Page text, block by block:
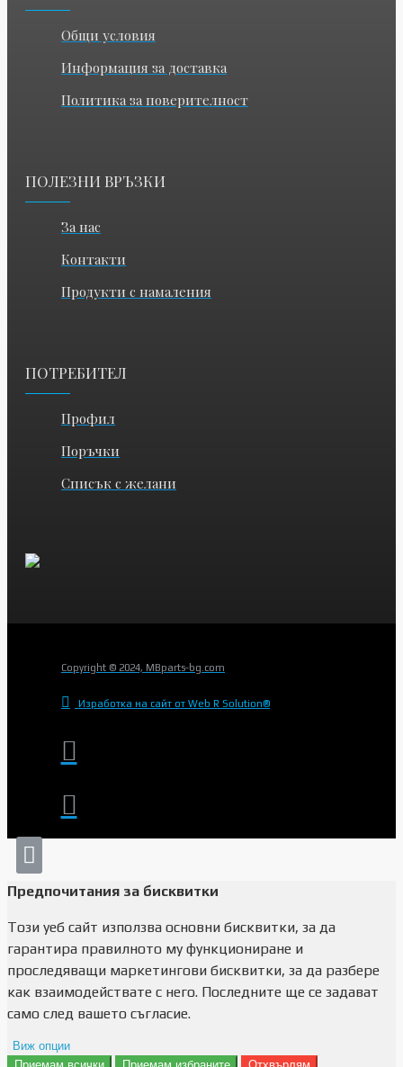
Общи условия
Информация за доставка
Политика за поверителност
ПОЛЕЗНИ ВРЪЗКИ
За нас
Контакти
Продукти с намаления
ПОТРЕБИТЕЛ
Профил
Поръчки
Списък с желани
Copyright © 2024, MBparts-bg.com
Изработка на сайт от Web R Solution®
Предпочитания за бисквитки
Този уеб сайт използва основни бисквитки, за да
гарантира правилното му функциониране и
проследяващи маркетингови бисквитки, за да разбере
как взаимодействате с него. Последните ще се задават
само след вашето съгласие.
Виж опции